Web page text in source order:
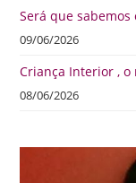
Será que sabemos
09/06/2026
Criança Interior , o
08/06/2026